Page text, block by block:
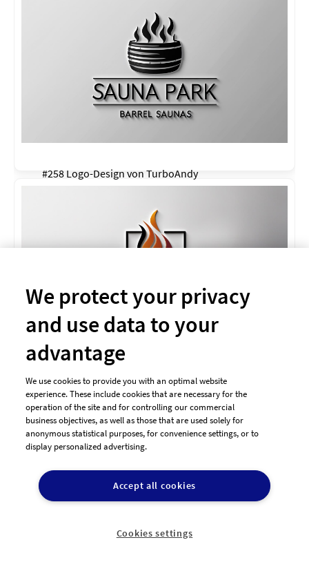
#258 Logo-Design von TurboAndy
#257 Logo-Design von
We protect your privacy
and use data to your
advantage
We use cookies to provide you with an optimal website
experience. These include cookies that are necessary for the
operation of the site and for controlling our commercial
business objectives, as well as those that are used solely for
anonymous statistical purposes, for convenience settings, or to
display personalized advertising.
Accept all cookies
Cookies settings